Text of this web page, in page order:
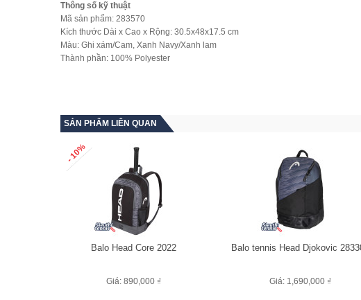
Thông số kỹ thuật
Mã sản phẩm: 283570
Kích thước Dài x Cao x Rộng: 30.5x48x17.5 cm
Màu: Ghi xám/Cam, Xanh Navy/Xanh lam
Thành phần: 100% Polyester
SẢN PHẨM LIÊN QUAN
- 10%
Balo Head Core 2022
Giá: 890,000 ₫
Balo tennis Head Djokovic
Giá: 1,690,000 ₫